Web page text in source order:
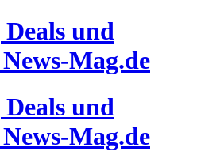
und
Mag.de
und
Mag.de